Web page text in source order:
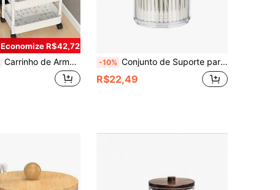
Economize R$42,72
Carrinho de Armazenamento Portátil com Rodas - Prateleira Multiuso de Alta Resistência com Estrutura de Plástico Resistente, Ideal para Cozinha, Banheiro, Quarto e Escritório - Carrinho Compacto para Espaços Pequenos, Fácil de Montar, Adequado para Uso Doméstico e Comercial, com Prateleiras. -10% Conjunto de Suporte para Cotonetes de Banheiro, Recipientes Organizadores e de Armazenamento para Banheiro de 10 Oz, Potes de Farmácia de Plástico Transparente com Tampa para Algodão, Hastes de Limpeza, Fio Dental
R$22,49